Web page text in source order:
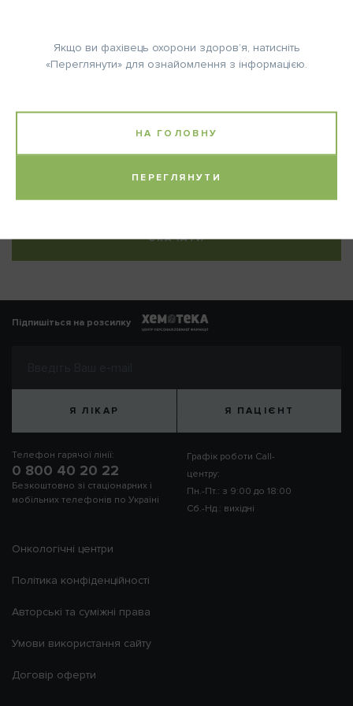
Література:
Sequist L.V. et al., J Clin Oncol 31: 3327ff, 2013.
СКАЧАТИ
Якщо ви фахівець охорони здоров’я, натисніть
«Переглянути» для ознайомлення з інформацією.
НА ГОЛОВНУ
ПЕРЕГЛЯНУТИ
Підпишіться на розсилку
Я ЛІКАР Я ПАЦІЄНТ
Телефон гарячої лінії:
0 800 40 20 22
Безкоштовно зі стаціонарних і
мобільних телефонів по Україні
Графік роботи Call-
центру:
Пн.-Пт.: з 9:00 до 18:00
Сб.-Нд.: вихідні
Онкологічні центри
Політика конфіденційності
Авторські та суміжні права
Умови використання сайту
Договір оферти